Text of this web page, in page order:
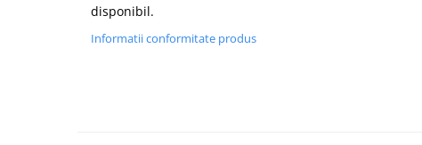
disponibil.
Informatii conformitate produs